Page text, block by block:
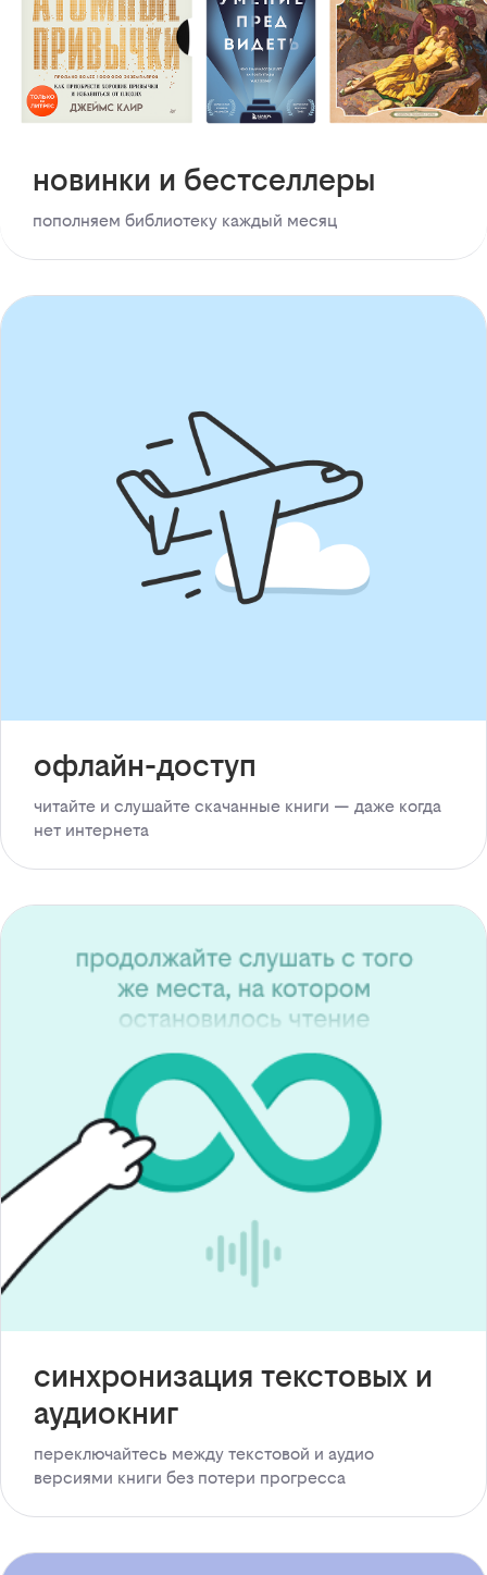
новинки и бестселлеры
пополняем библиотеку каждый месяц
офлайн-доступ
читайте и слушайте скачанные книги — даже когда
нет интернета
синхронизация текстовых и
аудиокниг
переключайтесь между текстовой и аудио
версиями книги без потери прогресса